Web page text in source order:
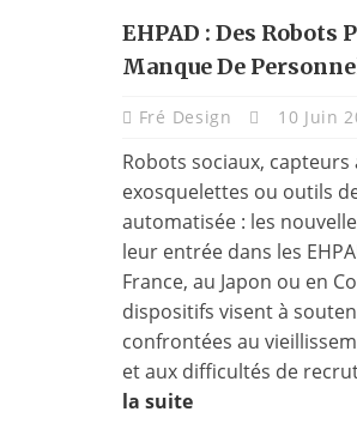
EHPAD : Des Robots
Manque De
Fré Design 10 Juin
Robots sociaux, capteurs
exosquelettes ou outils
automatisée : les
leur entrée dans les
France, au Japon ou en
dispositifs visent à
confrontées au
et aux difficultés de
la suite